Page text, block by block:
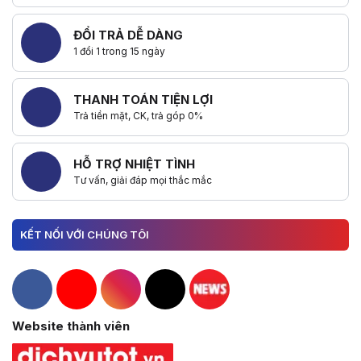
ĐỔI TRẢ DỄ DÀNG
1 đổi 1 trong 15 ngày
THANH TOÁN TIỆN LỢI
Trả tiền mặt, CK, trả góp 0%
HỖ TRỢ NHIỆT TÌNH
Tư vấn, giải đáp mọi thắc mắc
KẾT NỐI VỚI CHÚNG TÔI
Hacom Facebook
Hacom YouTube
Hacom Instagram
Hacom TikTok
Website thành viên